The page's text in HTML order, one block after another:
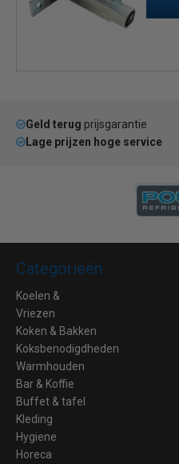
Geld terug prijsgarantie
Lage prijzen hoge service
Categorieën
Koelen &
Vriezen
Koken & Bakken
Koksbenodigdheden
Warmhouden
Bar & Koffie
Buffet & tafel
Kleding
Hygiene
Horeca